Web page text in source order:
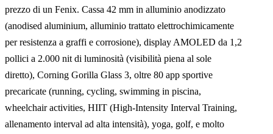
prezzo di un Fenix. Cassa 42 mm in alluminio anodizzato
(anodised aluminium, alluminio trattato elettrochimicamente
per resistenza a graffi e corrosione), display AMOLED da 1,2
pollici a 2.000 nit di luminosità (visibilità piena al sole
diretto), Corning Gorilla Glass 3, oltre 80 app sportive
precaricate (running, cycling, swimming in piscina,
wheelchair activities, HIIT (High-Intensity Interval Training,
allenamento interval ad alta intensità), yoga, golf, e molto